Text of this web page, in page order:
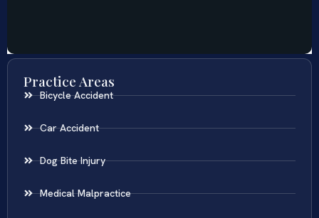
Practice Areas
Bicycle Accident
Car Accident
Dog Bite Injury
Medical Malpractice